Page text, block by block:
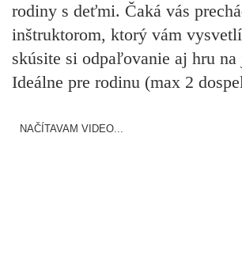
rodiny s deťmi. Čaká vás
inštruktorom, ktorý vám
skúsite si odpaľovanie aj hru na
Ideálne pre rodinu (max 2
NAČÍTAVAM VIDEO...